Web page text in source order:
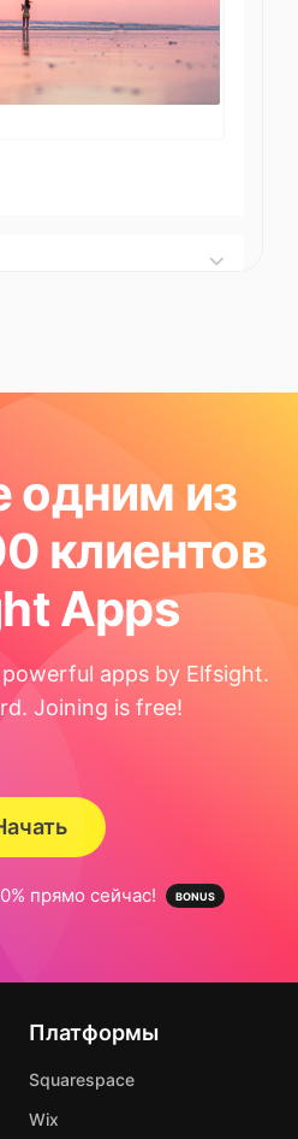
одним из
клиентов
Apps
apps by Elfsight.
Joining is free!
прямо сейчас!
Платформы
Squarespace
Wix